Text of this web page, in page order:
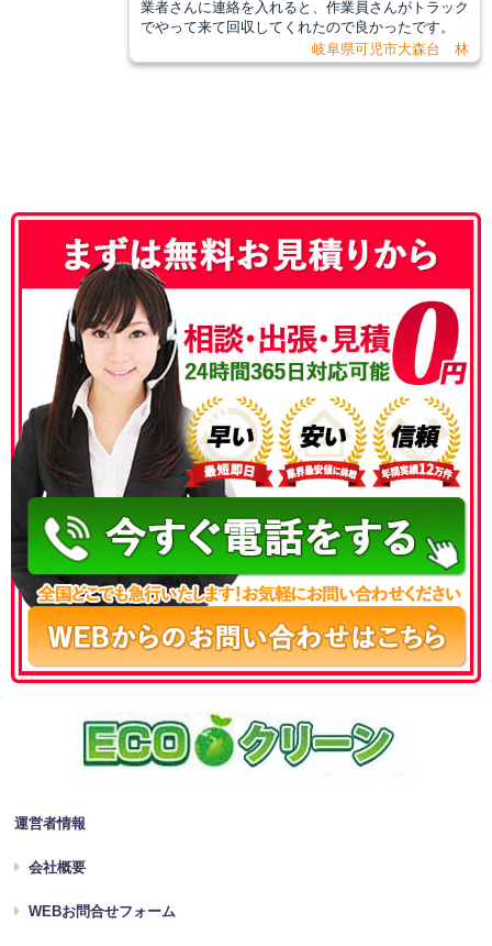
業者さんに連絡を入れると、作業員さんがトラック
でやって来て回収してくれたので良かったです。
岐阜県可児市大森台 林
050-3186-4780
運営者情報
会社概要
WEBお問合せフォーム